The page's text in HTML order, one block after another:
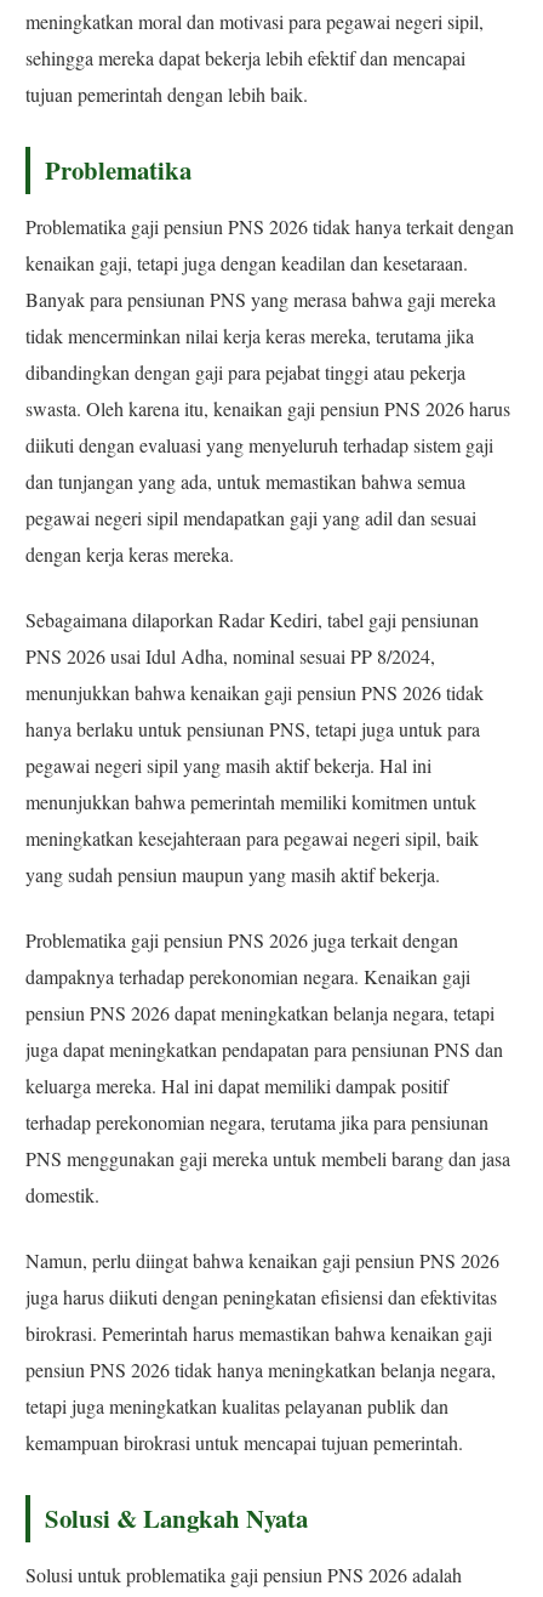
meningkatkan moral dan motivasi para pegawai negeri sipil,
sehingga mereka dapat bekerja lebih efektif dan mencapai
tujuan pemerintah dengan lebih baik.
Problematika
Problematika gaji pensiun PNS 2026 tidak hanya terkait dengan
kenaikan gaji, tetapi juga dengan keadilan dan kesetaraan.
Banyak para pensiunan PNS yang merasa bahwa gaji mereka
tidak mencerminkan nilai kerja keras mereka, terutama jika
dibandingkan dengan gaji para pejabat tinggi atau pekerja
swasta. Oleh karena itu, kenaikan gaji pensiun PNS 2026 harus
diikuti dengan evaluasi yang menyeluruh terhadap sistem gaji
dan tunjangan yang ada, untuk memastikan bahwa semua
pegawai negeri sipil mendapatkan gaji yang adil dan sesuai
dengan kerja keras mereka.
Sebagaimana dilaporkan Radar Kediri, tabel gaji pensiunan
PNS 2026 usai Idul Adha, nominal sesuai PP 8/2024,
menunjukkan bahwa kenaikan gaji pensiun PNS 2026 tidak
hanya berlaku untuk pensiunan PNS, tetapi juga untuk para
pegawai negeri sipil yang masih aktif bekerja. Hal ini
menunjukkan bahwa pemerintah memiliki komitmen untuk
meningkatkan kesejahteraan para pegawai negeri sipil, baik
yang sudah pensiun maupun yang masih aktif bekerja.
Problematika gaji pensiun PNS 2026 juga terkait dengan
dampaknya terhadap perekonomian negara. Kenaikan gaji
pensiun PNS 2026 dapat meningkatkan belanja negara, tetapi
juga dapat meningkatkan pendapatan para pensiunan PNS dan
keluarga mereka. Hal ini dapat memiliki dampak positif
terhadap perekonomian negara, terutama jika para pensiunan
PNS menggunakan gaji mereka untuk membeli barang dan jasa
domestik.
Namun, perlu diingat bahwa kenaikan gaji pensiun PNS 2026
juga harus diikuti dengan peningkatan efisiensi dan efektivitas
birokrasi. Pemerintah harus memastikan bahwa kenaikan gaji
pensiun PNS 2026 tidak hanya meningkatkan belanja negara,
tetapi juga meningkatkan kualitas pelayanan publik dan
kemampuan birokrasi untuk mencapai tujuan pemerintah.
Solusi & Langkah Nyata
Solusi untuk problematika gaji pensiun PNS 2026 adalah